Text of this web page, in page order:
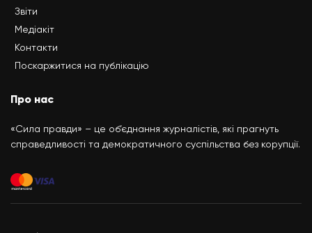
Звіти
Медіакіт
Контакти
Поскаржитися на публікацію
Про нас
«Сила правди» – це об’єднання журналістів, які прагнуть
справедливості та демократичного суспільства без корупції.